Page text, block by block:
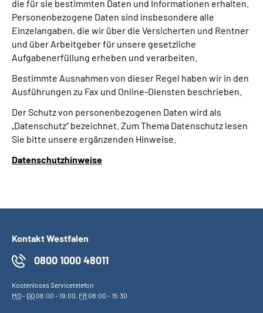
die für sie bestimmten Daten und Informationen erhalten.
Personenbezogene Daten sind insbesondere alle
Einzelangaben, die wir über die Versicherten und Rentner
und über Arbeitgeber für unsere gesetzliche
Aufgabenerfüllung erheben und verarbeiten.
Bestimmte Ausnahmen von dieser Regel haben wir in den
Ausführungen zu Fax und Online-Diensten beschrieben.
Der Schutz von personenbezogenen Daten wird als
„Datenschutz“ bezeichnet. Zum Thema Datenschutz lesen
Sie bitte unsere ergänzenden Hinweise.
Datenschutzhinweise
Kontakt Westfalen
0800 1000 48011
Kostenloses Servicetelefon
MO- DO08:00 - 19:00, FR08:00 - 15:30